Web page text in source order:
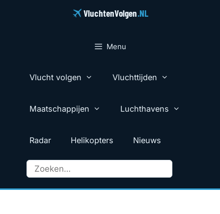
VluchtenVolgen.NL
Menu
Vlucht volgen Vluchttijden
Maatschappijen Luchthavens
Radar Helikopters Nieuws